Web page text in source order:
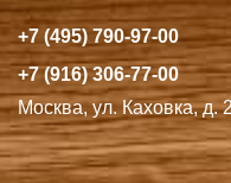
+7 (495) 790-97-00
+7 (916) 306-77-00
Москва, ул. Каховка, д.